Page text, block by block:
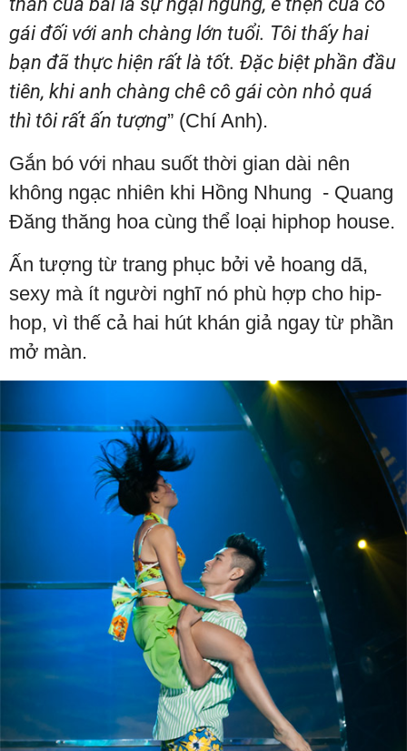
gái đối với anh chàng lớn tuổi. Tôi thấy hai
bạn đã thực hiện rất là tốt. Đặc biệt phần đầu
tiên, khi anh chàng chê cô gái còn nhỏ quá
thì tôi rất ấn tượng” (Chí Anh).
Gắn bó với nhau suốt thời gian dài nên
không ngạc nhiên khi Hồng Nhung - Quang
Đăng thăng hoa cùng thể loại hiphop house.
Ấn tượng từ trang phục bởi vẻ hoang dã,
sexy mà ít người nghĩ nó phù hợp cho hip-
hop, vì thế cả hai hút khán giả ngay từ phần
mở màn.